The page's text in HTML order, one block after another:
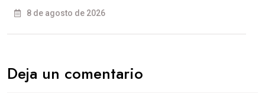
8 de agosto de 2026
Deja un comentario